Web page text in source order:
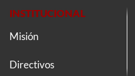
INSTITUCIONAL
Misión
Directivos